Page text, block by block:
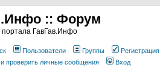
:: Форум
ГавГав.Инфо
Пользователи Группы
Регистрация
проверить личные сообщения Вход